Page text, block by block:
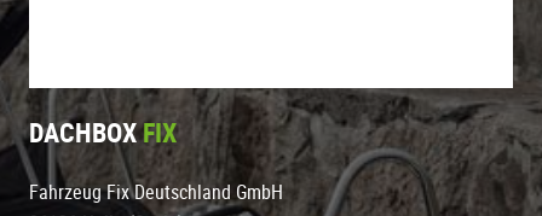
DACHBOXFIX
Fahrzeug Fix Deutschland GmbH